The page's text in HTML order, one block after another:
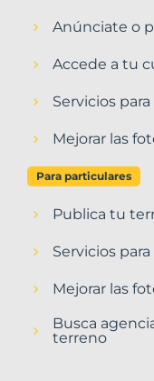
Anúnciate o
Accede a tu
Servicios
Mejorar las
Para particulares
Publica tu
Servicios
Mejorar las
Busca
terreno